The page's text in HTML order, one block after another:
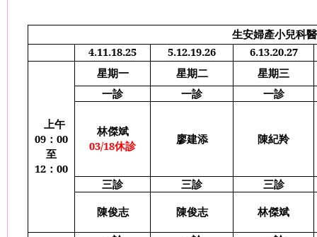
生安婦產小兒科
4.11.18.25
5.12.19.26 6.13.20.27
上午
09 ： 00
至
12 ： 00
星期一 星期二
星期三
一診
一診 一診
林傑斌
03/18休診 廖建添 陳紀羚
三診 三診
三診
陳俊志
陳俊志 林傑斌